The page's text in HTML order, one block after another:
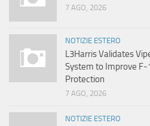
7 AGO, 2026
NOTIZIE ESTERO
L3Harris Validates
System to Improve
Protection
7 AGO, 2026
NOTIZIE ESTERO